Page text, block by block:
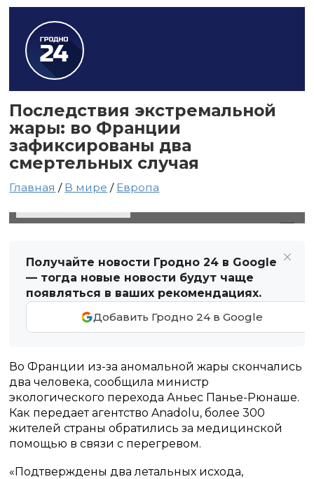
Последствия экстремальной
жары: во Франции
зафиксированы два
смертельных случая
Главная / В мире / Европа
Получайте новости Гродно 24 в Google
— тогда новые новости будут чаще
появляться в ваших рекомендациях.
Добавить Гродно 24 в Google
Во Франции из-за аномальной жары скончались
два человека, сообщила министр
экологического перехода Аньес Панье-Рюнаше.
Как передает агентство Anadolu, более 300
жителей страны обратились за медицинской
помощью в связи с перегревом.
«Подтверждены два летальных исхода,